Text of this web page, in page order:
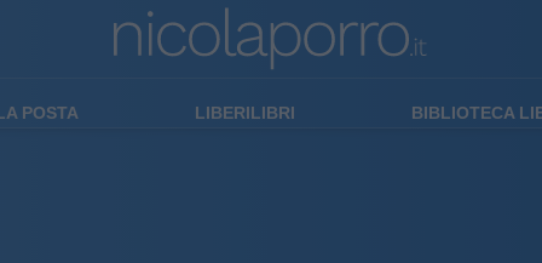
POSTA LIBERILIBRI BIBLIOTECA